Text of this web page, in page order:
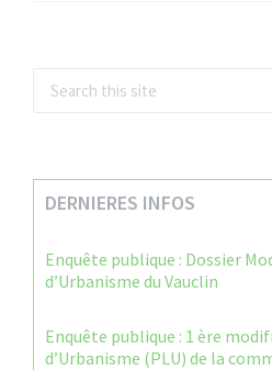
DERNIERES INFOS
Enquête publique : Dossier
d’Urbanisme du Vauclin
Enquête publique : 1 ère
d’Urbanisme (PLU) de la